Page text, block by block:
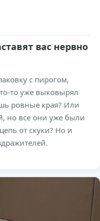
вас нервно
с пирогом,
то уже выковырял
ровные края? Или
но все они уже были
от скуки? Но и